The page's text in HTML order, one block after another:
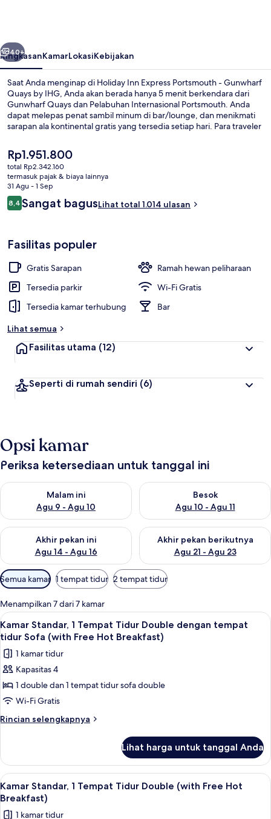
Gunwharf
Quays
by
IHG
Berikutnya
40+
RingkasanKamarLokasiKebijakan
Saat Anda menginap di Holiday Inn Express Portsmouth - Gunwharf
Quays by IHG, Anda akan berada hanya 5 menit berkendara dari
Gunwharf Quays dan Pelabuhan Internasional Portsmouth. Anda
dapat melepas penat sambil minum di bar/lounge, dan menikmati
sarapan ala kontinental gratis yang tersedia setiap hari. Para traveler
Harga
saat
ini
Rp1.951.800
Rp1.951.800
total Rp2.342.160
termasuk pajak & biaya lainnya
31 Agu - 1 Sep
Ulasan
8,48,4 dari 10
Sangat bagusLihat total 1.014 ulasan
Fasilitas populer
Gratis Sarapan
Ramah hewan peliharaan
Tersedia parkir
Wi-Fi Gratis
Tersedia kamar terhubung
Bar
Lihat semua
Fasilitas utama (12)
Seperti di rumah sendiri (6)
Opsi kamar
Periksa ketersediaan untuk tanggal ini
Malam ini
Agu 9 - Agu 10
Periksa ketersediaan untuk malam ini Agu 9 - Agu 10
Besok
Agu 10 - Agu 11
Periksa ketersediaan untuk
Akhir pekan ini
Agu 14 - Agu 16
Periksa ketersediaan untuk akhir pekan ini Agu 14 - Agu 16
Akhir pekan berikutnya
Agu 21 - Agu 23
Periksa ketersediaan untuk
Filter
tersedia
untuk
kamar
Semua kamar 1 tempat tidur 2 tempat tidur
Menampilkan 7 dari 7 kamar
Lihat
semua
foto
untuk
Kamar
Standar,
1
Tempat
dengan
tempat
tidur
Sofa
(with
Meja kerja, setrika/meja setrika, Wi-
6
Kamar Standar, 1 Tempat Tidur Double dengan tempat
tidur Sofa (with Free Hot Breakfast)
1 kamar tidur
Kapasitas 4
1 double dan 1 tempat tidur sofa double
Wi-Fi Gratis
Rincian selengkapnya
Rincian
Kamar
Standar,
1
Tempat
Double
Lihat harga untuk tanggal Anda
Lihat
semua
foto
Meja kerja, setrika/meja setrika, Wi-
6
Kamar Standar, 1 Tempat Tidur Double (with Free Hot
Breakfast)
1 kamar tidur